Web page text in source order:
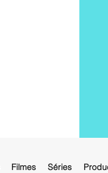
Filmes Séries